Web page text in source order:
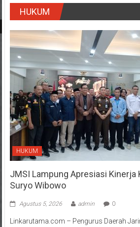
HUKUM
HUKUM
JMSI Lampung Apresiasi Kinerja
Suryo Wibowo
Agustus 5, 2026 admin 0
Linkarutama.com – Pengurus Daerah